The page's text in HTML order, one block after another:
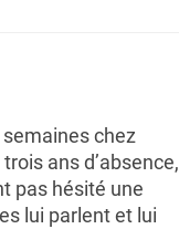
chez
ans d’absence,
pas hésité une
lui parlent et lui